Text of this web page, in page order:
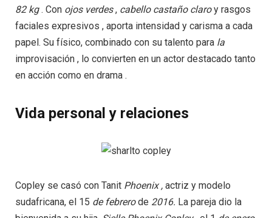
82 kg. Con ojos verdes, cabello castaño claroy rasgos
faciales expresivos , aporta intensidad y carisma a cada
papel. Su físico, combinado con su talento para la
improvisación , lo convierten en un actor destacado tanto
en acción como en drama .
Vida personal y relaciones
Copley se casó con Tanit Phoenix , actriz y modelo
sudafricana, el 15 de febrerode 2016. La pareja dio la